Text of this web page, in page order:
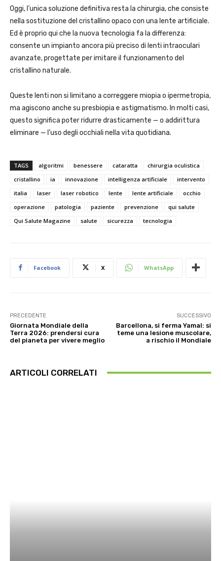
Oggi, l’unica soluzione definitiva resta la chirurgia, che consiste
nella sostituzione del cristallino opaco con una lente artificiale.
Ed è proprio qui che la nuova tecnologia fa la differenza:
consente un impianto ancora più preciso di lenti intraoculari
avanzate, progettate per imitare il funzionamento del
cristallino naturale.
Queste lenti non si limitano a correggere miopia o ipermetropia,
ma agiscono anche su presbiopia e astigmatismo. In molti casi,
questo significa poter ridurre drasticamente — o addirittura
eliminare — l’uso degli occhiali nella vita quotidiana.
TAGS algoritmi benessere cataratta
chirurgia oculistica
cristallino
ia innovazione intelligenza artificiale
intervento
italia
laser laser robotico lente lente artificiale
occhio
operazione
patologia paziente prevenzione
qui salute
Qui Salute Magazine
salute sicurezza tecnologia
Facebook X WhatsApp
PRECEDENTE
Giornata Mondiale della
Terra 2026: prendersi cura
del pianeta per vivere meglio
SUCCESSIVO
Barcellona, si ferma Yamal: si
teme una lesione muscolare,
a rischio il Mondiale
ARTICOLI CORRELATI